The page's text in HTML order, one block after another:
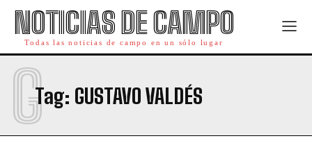
NOTICIAS DE CAMPO
Todas las noticias de campo en un sólo lugar
Tag: GUSTAVO VALDÉS
G